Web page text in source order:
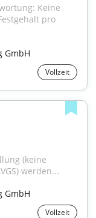
Keine
pro
GmbH
Vollzeit
(keine
werden...
GmbH
Vollzeit